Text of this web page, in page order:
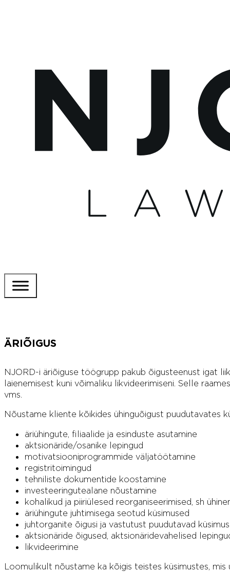
ÄRIÕIGUS
NJORD-i äriõiguse töögrupp pakub õigusteenust igat
laienemisest kuni võimaliku likvideerimiseni. Selle
vms.
Nõustame kliente kõikides ühinguõigust puudutavates
äriühingute, filiaalide ja esinduste asutamine
aktsionäride/osanike lepingud
motivatsiooniprogrammide väljatöötamine
registritoimingud
tehniliste dokumentide koostamine
investeeringutealane nõustamine
kohalikud ja piiriülesed reorganiseerimised, sh
äriühingute juhtimisega seotud küsimused
juhtorganite õigusi ja vastutust puudutavad
aktsionäride õigused, aktsionäridevahelised
likvideerimine
Loomulikult nõustame ka kõigis teistes küsimustes,